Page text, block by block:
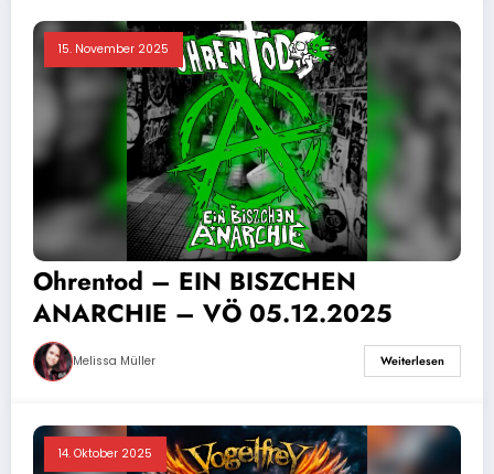
15. November 2025
Ohrentod – EIN BISZCHEN
ANARCHIE – VÖ 05.12.2025
Melissa Müller Weiterlesen
14. Oktober 2025